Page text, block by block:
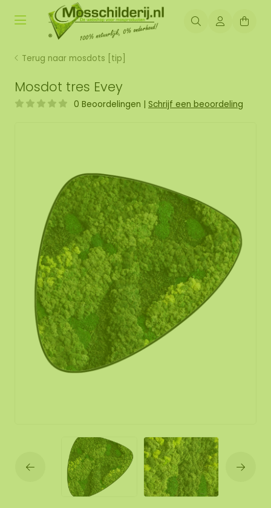
Terug naar mosdots [tip]
Mosdot tres Evey
0 Beoordelingen | Schrijf een beoordeling